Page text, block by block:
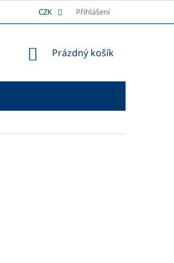
REKLAMAČNÍ ŘÁD PLATBA
CZK Přihlášení
NÁKUPNÍ
Prázdný košík